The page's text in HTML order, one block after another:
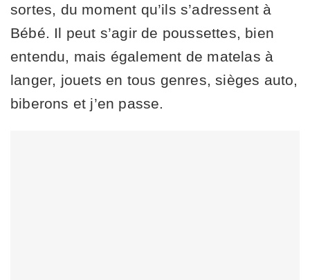
sortes, du moment qu’ils s’adressent à
Bébé. Il peut s’agir de poussettes, bien
entendu, mais également de matelas à
langer, jouets en tous genres, sièges auto,
biberons et j’en passe.